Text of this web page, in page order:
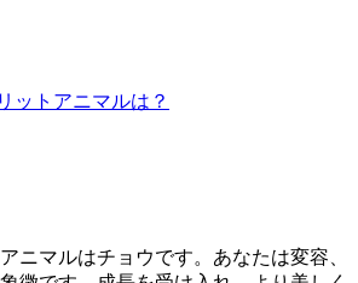
ットアニマルは？
ニマルはチョウです。あなたは変容、